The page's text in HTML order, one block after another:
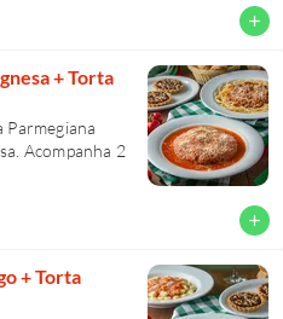
add
+ Torta
Parmegiana
Acompanha 2
add
+ Torta